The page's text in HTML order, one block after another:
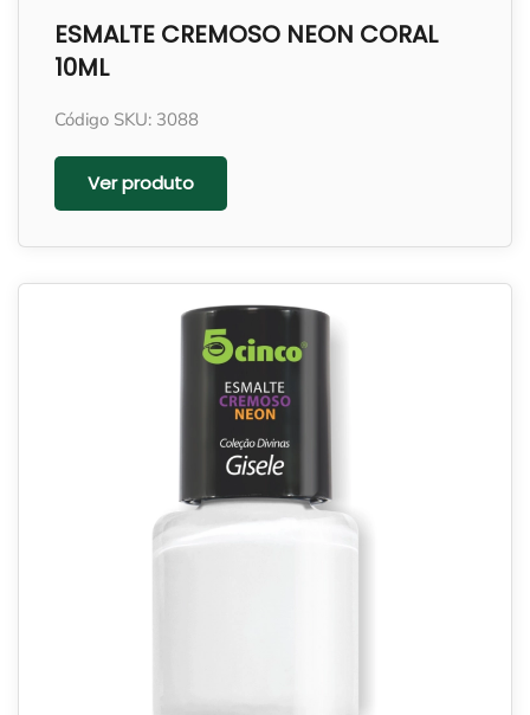
ESMALTE CREMOSO NEON CORAL
10ML
Código SKU: 3088
Ver produto